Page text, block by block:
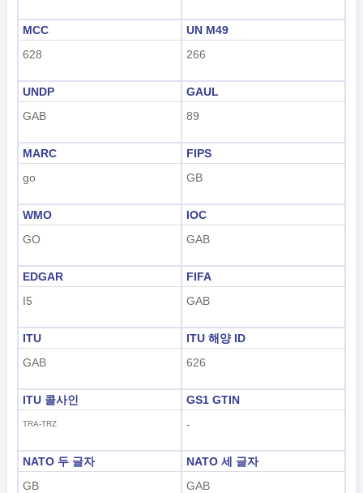
Indonesian
MCC
628
UN M49
266
UNDP
GAB
GAUL
89
MARC
go
FIPS
GB
WMO
GO
IOC
GAB
EDGAR
I5
FIFA
GAB
ITU
GAB
ITU 해양 ID
626
ITU 콜사인
TRA-TRZ
GS1 GTIN
-
NATO 두 글자
GB
NATO 세 글자
GAB